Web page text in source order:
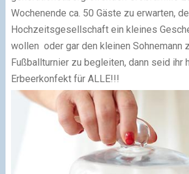
Wochenende ca. 50 Gäste zu erwarten,
Hochzeitsgesellschaft ein kleines
wollen oder gar den kleinen Sohnemann
Fußballturnier zu begleiten, dann seid ihr
Erbeerkonfekt für ALLE!!!